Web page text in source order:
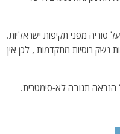
סוריה מפני תקיפות ישראליות.
נשק רוסיות מתקדמות , לכן אין
הנראה תגובה לא-סימטרית.